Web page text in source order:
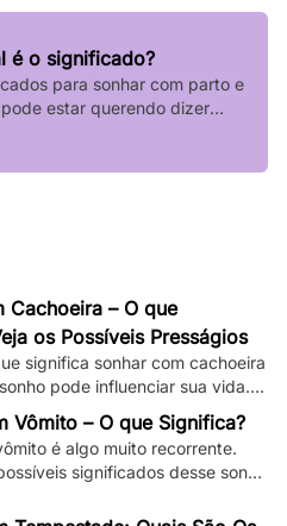
é o significado?
para sonhar com parto e
estar querendo dizer
Cachoeira – O que
os Possíveis Presságios
significa sonhar com cachoeira
pode influenciar sua vida.
espirituais,
Vômito – O que Significa?
é algo muito recorrente.
significados desse sonho